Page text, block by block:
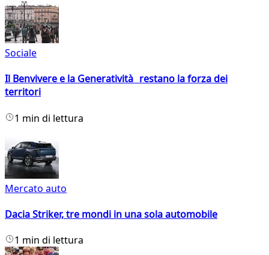
Sociale
Il Benvivere e la Generatività restano la forza dei
territori
1 min di lettura
Mercato auto
Dacia Striker, tre mondi in una sola automobile
1 min di lettura